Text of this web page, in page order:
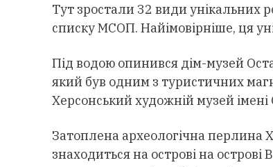
Тут зростали 32 види унікальних
списку МСОП. Найімовірніше, ця
Під водою опинився дім-музей
який був одним з туристичних
Херсонський художній музей
Затоплена археологічна
знаходиться на острові на